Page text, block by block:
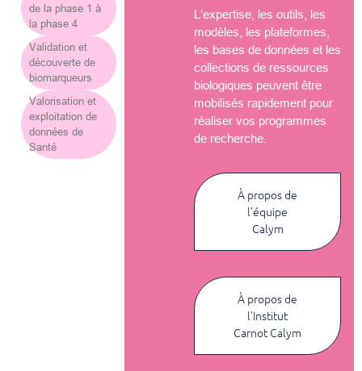
de la phase 1 à
la phase 4
Validation et
découverte de
biomarqueurs
Valorisation et
exploitation de
données de
Santé
L’expertise, les outils, les
modèles, les plateformes,
les bases de données et les
collections de ressources
biologiques peuvent être
mobilisés rapidement pour
réaliser vos programmes
de recherche.
À propos de
l’équipe
Calym
À propos de
l’Institut
Carnot Calym